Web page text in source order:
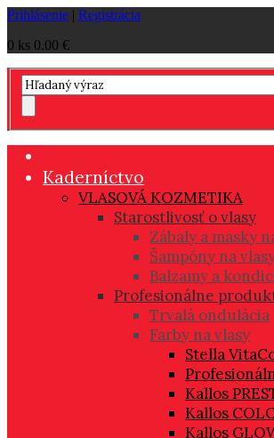
Prihlásenie | Registrácia
0 ks 0.00 €
Kaderníctvo
VLASOVÁ KOZMETIKA
Starostlivosť o vlasy
Zábaly a masky
Šampóny na
Balzamy a
Profesionálne
Trvalá ondulácia
Farby na vlasy
Stella
Kallos
Kallos
Kallos